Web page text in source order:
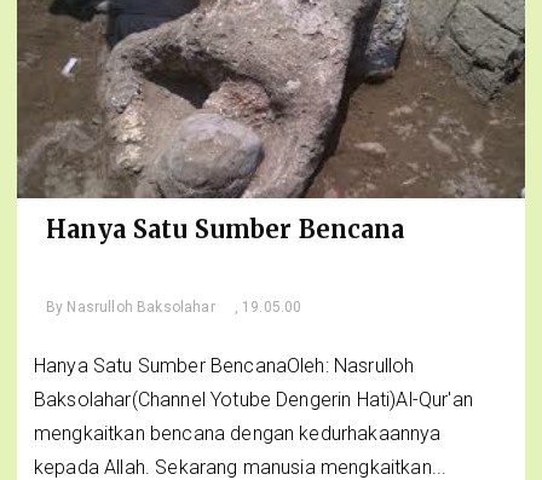
Hanya Satu Sumber Bencana
By Nasrulloh Baksolahar , 19.05.00
Hanya Satu Sumber BencanaOleh: Nasrulloh
Baksolahar(Channel Yotube Dengerin Hati)Al-Qur'an
mengkaitkan bencana dengan kedurhakaannya
kepada Allah. Sekarang manusia mengkaitkan...